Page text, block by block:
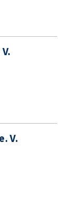
V.